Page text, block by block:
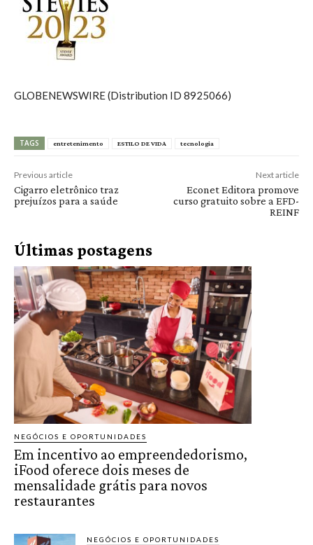
GLOBENEWSWIRE (Distribution ID 8925066)
TAGS entretenimento ESTILO DE VIDA tecnologia
Previous article
Cigarro eletrônico traz
prejuízos para a saúde
Next article
Econet Editora promove
curso gratuito sobre a EFD-
REINF
Últimas postagens
NEGÓCIOS E OPORTUNIDADES
Em incentivo ao empreendedorismo,
iFood oferece dois meses de
mensalidade grátis para novos
restaurantes
NEGÓCIOS E OPORTUNIDADES